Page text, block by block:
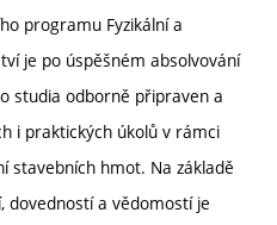
programu Fyzikální a
je po úspěšném absolvování
studia odborně připraven a
i praktických úkolů v rámci
stavebních hmot. Na základě
dovedností a vědomostí je